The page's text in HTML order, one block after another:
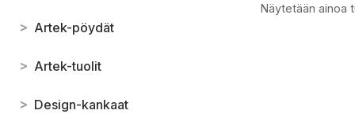
> Artek-pöydät
> Artek-tuolit
> Design-kankaat
Näytetään ainoa